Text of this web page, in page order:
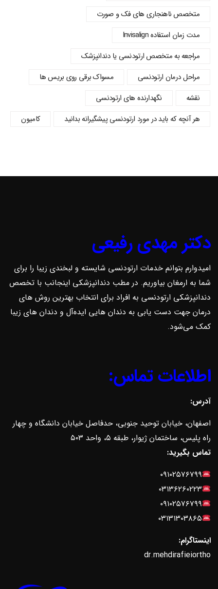
متخصص ناهنجاری های فک و صورت
مدت زمان استفاده Invisalign
مراجعه به متخصص ارتودنسی یا دندانپزشک
مراحل درمان ارتودنسی
مسواک برقی روی بریس ها
نقشه
نگهدارنده های ارتودنسی
هر آنچه که باید در مورد ارتودنسی پیشگیرانه بدانید
کامیون
دکتر مهدی رفیعی
امیدوارم بتوانم خدمات ارتودنسی شایسته و لبخندی زیبا را برای
شما به ارمغان بیاوریم. در مطب دندانپزشکی اینجانب با تخصص
دندانپزشکی ارتودنسی به افراد برای انتخاب بهترین روش ‌های
درمان جهت دست یابی به دندان هایی ایده‌آل و دندان های زیبا
کمک می‌شود.
اطلاعات تماس:
آدرس:
اصفهان، خیابان توحید جنوبی، حدفاصل خیابان دانشگاه و چهار
راه پلیس، ساختمان ژیوار، طبقه ۵، واحد ۵۰۳
تماس بگیرید:
۰۹۱۰۲۵۷۶۷۹۹
۰۳۱۳۶۲۶۰۲۲۳
۰۹۱۰۲۵۷۶۷۹۹
۰۳۱۳۱۳۰۳۸۶۵
اینستاگرام:
dr.mehdirafieiortho